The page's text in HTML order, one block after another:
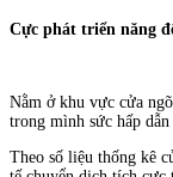
Cực phát triển năng
Nằm ở khu vực cửa
trong mình sức hấp
Theo số liệu thống kê